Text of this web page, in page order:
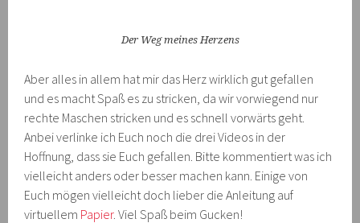
Der Weg meines Herzens
Aber alles in allem hat mir das Herz wirklich gut gefallen
und es macht Spaß es zu stricken, da wir vorwiegend nur
rechte Maschen stricken und es schnell vorwärts geht.
Anbei verlinke ich Euch noch die drei Videos in der
Hoffnung, dass sie Euch gefallen. Bitte kommentiert was ich
vielleicht anders oder besser machen kann. Einige von
Euch mögen vielleicht doch lieber die Anleitung auf
virtuellem Papier. Viel Spaß beim Gucken!